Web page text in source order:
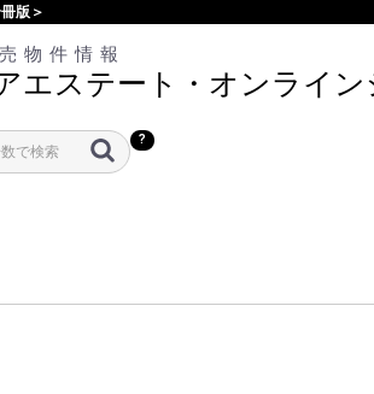
版＞
物件情報
エステート・オンライ
?